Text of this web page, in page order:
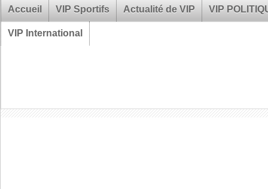
Accueil VIP Sportifs Actualité de VIP VIP
VIP International